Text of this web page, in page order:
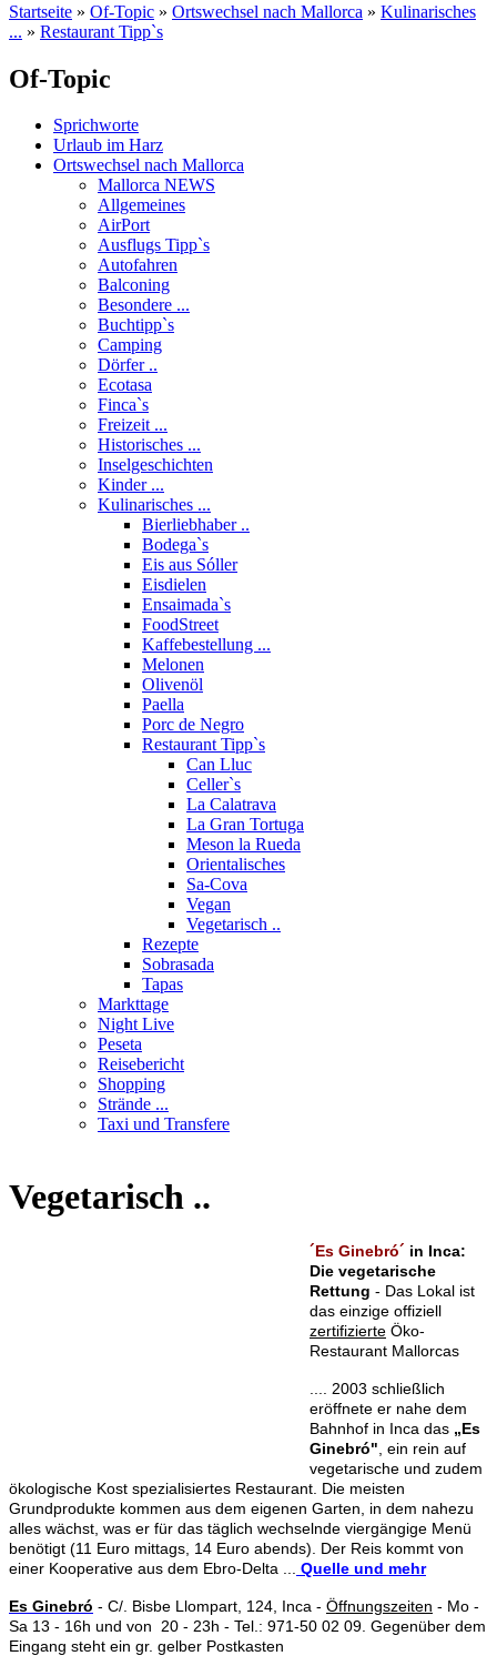
Startseite » Of-Topic » Ortswechsel nach Mallorca » Kulinarisches
... » Restaurant Tipp`s
Of-Topic
Sprichworte
Urlaub im Harz
Ortswechsel nach Mallorca
Mallorca NEWS
Allgemeines
AirPort
Ausflugs Tipp`s
Autofahren
Balconing
Besondere ...
Buchtipp`s
Camping
Dörfer ..
Ecotasa
Finca`s
Freizeit ...
Historisches ...
Inselgeschichten
Kinder ...
Kulinarisches ...
Bierliebhaber ..
Bodega`s
Eis aus Sóller
Eisdielen
Ensaimada`s
FoodStreet
Kaffebestellung ...
Melonen
Olivenöl
Paella
Porc de Negro
Restaurant Tipp`s
Can Lluc
Celler`s
La Calatrava
La Gran Tortuga
Meson la Rueda
Orientalisches
Sa-Cova
Vegan
Vegetarisch ..
Rezepte
Sobrasada
Tapas
Markttage
Night Live
Peseta
Reisebericht
Shopping
Strände ...
Taxi und Transfere
Vegetarisch ..
´Es Ginebró´ in Inca:
Die vegetarische
Rettung - Das Lokal ist
das einzige offiziell
zertifizierte Öko-
Restaurant Mallorcas
.... 2003 schließlich
eröffnete er nahe dem
Bahnhof in Inca das „Es
Ginebró", ein rein auf
vegetarische und zudem
ökologische Kost spezialisiertes Restaurant. Die meisten
Grundprodukte kommen aus dem eigenen Garten, in dem nahezu
alles wächst, was er für das täglich wechselnde viergängige Menü
benötigt (11 Euro mittags, 14 Euro abends). Der Reis kommt von
einer Kooperative aus dem Ebro-Delta ... Quelle und mehr
Es Ginebró - C/. Bisbe Llompart, 124, Inca - Öffnungszeiten - Mo -
Sa 13 - 16h und von 20 - 23h - Tel.: 971-50 02 09. Gegenüber dem
Eingang steht ein gr. gelber Postkasten